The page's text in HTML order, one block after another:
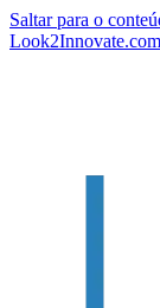
Saltar para o
Look2Innovate.com